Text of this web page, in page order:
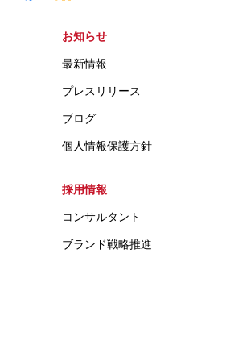
お知らせ
最新情報
プレスリリース
ブログ
個人情報保護方針
採用情報
コンサルタント
ブランド戦略推進